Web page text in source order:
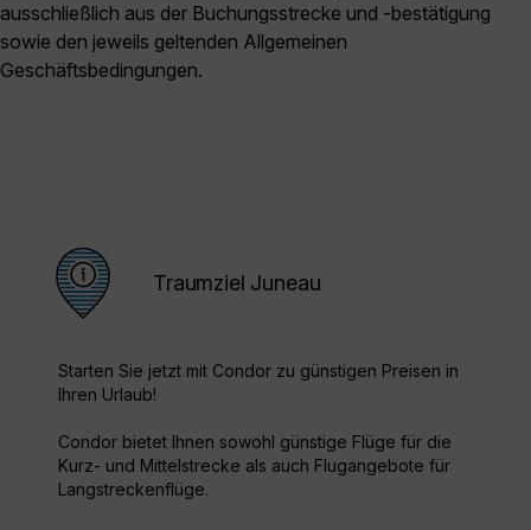
ausschließlich aus der Buchungsstrecke und -bestätigung
sowie den jeweils geltenden Allgemeinen
Geschäftsbedingungen.
Traumziel Juneau
Starten Sie jetzt mit Condor zu günstigen Preisen in
Ihren Urlaub!
Condor bietet Ihnen sowohl günstige Flüge für die
Kurz- und Mittelstrecke als auch Flugangebote für
Langstreckenflüge.